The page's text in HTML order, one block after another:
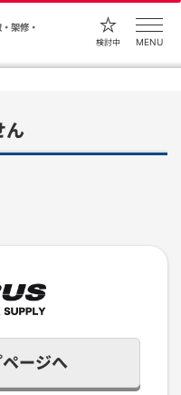
架修・
検討中 MENU
ん
ージへ